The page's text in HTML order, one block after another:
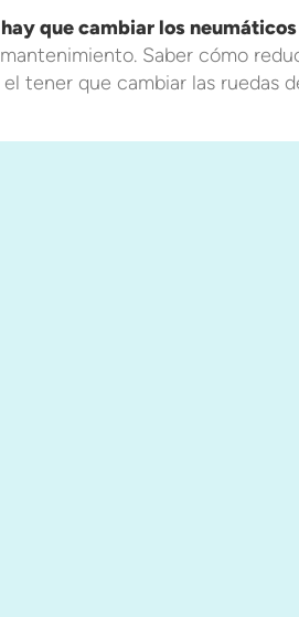
que cambiar los
Saber cómo
tener que cambiar las ruedas